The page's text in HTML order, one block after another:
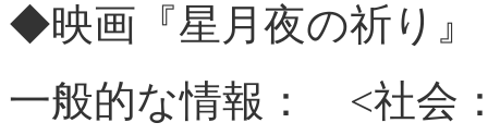
◆映画『星月夜の祈り』
一般的な情報：
<社会